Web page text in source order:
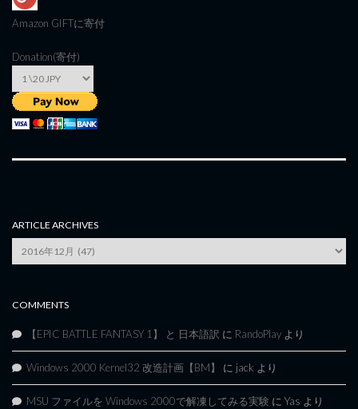
Amazon GIFTに寄付
Donation(寄付)
ARTICLE ARCHIVES
Article
Archives
COMMENTS
【EPIC BATTLE FANTASY 1】 と 日本語訳 に RandoPlay より
Windows 2000 Kernel32 改造計画【BM】 に jack より
MSU ファイルを Windows 2000で解凍してみる実験 に Yas より